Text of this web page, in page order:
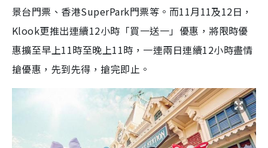
景台門票、 香港SuperPark門票等。而11月11及12日，
Klook更推出連續12小時「買一送一」優惠，將限時優
惠擴至早上11時至晚上11時，一連兩日連續12小時盡情
搶優惠，先到先得，搶完即止。